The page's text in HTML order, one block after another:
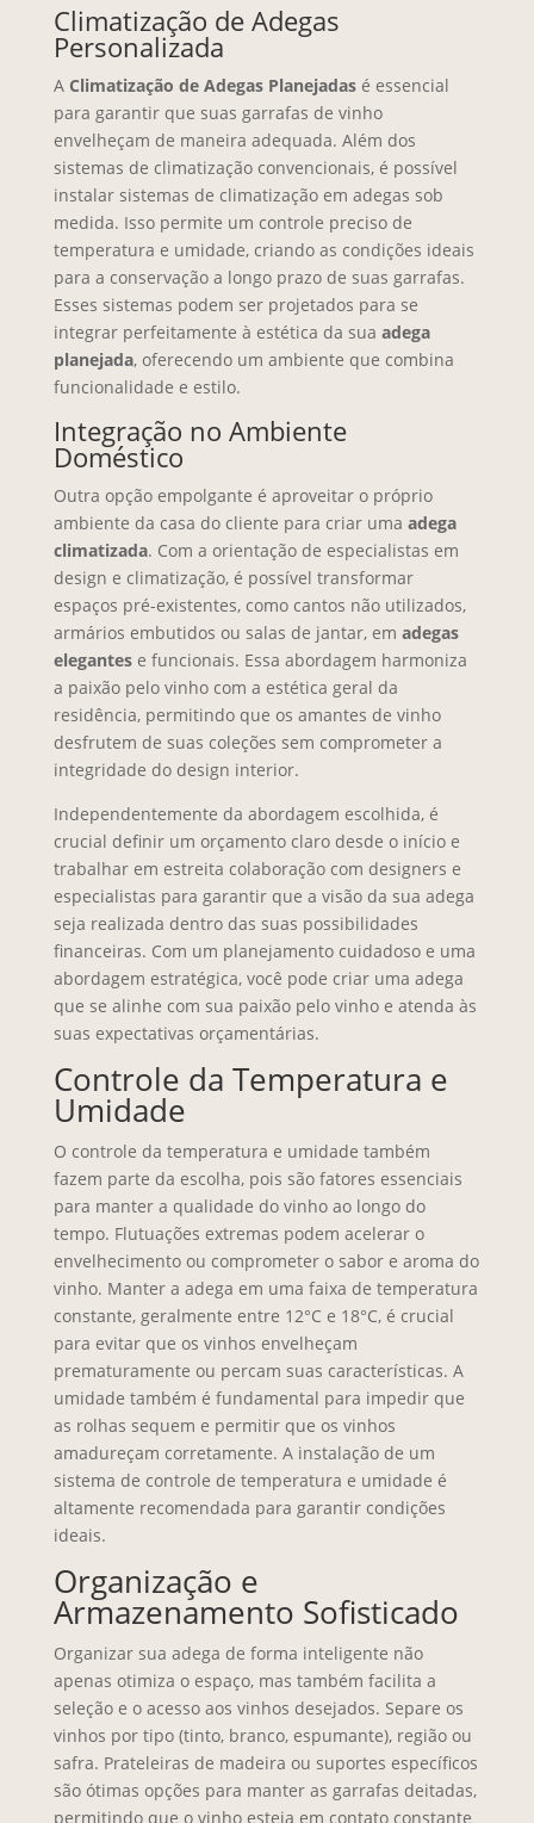
Climatização de Adegas
Personalizada
A Climatização de Adegas Planejadasé essencial
para garantir que suas garrafas de vinho
envelheçam de maneira adequada. Além dos
sistemas de climatização convencionais, é possível
instalar sistemas de climatização em adegas sob
medida. Isso permite um controle preciso de
temperatura e umidade, criando as condições ideais
para a conservação a longo prazo de suas garrafas.
Esses sistemas podem ser projetados para se
integrar perfeitamente à estética da sua adega
planejada, oferecendo um ambiente que combina
funcionalidade e estilo.
Integração no Ambiente
Doméstico
Outra opção empolgante é aproveitar o próprio
ambiente da casa do cliente para criar uma adega
climatizada. Com a orientação de especialistas em
design e climatização, é possível transformar
espaços pré-existentes, como cantos não utilizados,
armários embutidos ou salas de jantar, em adegas
elegantese funcionais. Essa abordagem harmoniza
a paixão pelo vinho com a estética geral da
residência, permitindo que os amantes de vinho
desfrutem de suas coleções sem comprometer a
integridade do design interior.
Independentemente da abordagem escolhida, é
crucial definir um orçamento claro desde o início e
trabalhar em estreita colaboração com designers e
especialistas para garantir que a visão da sua adega
seja realizada dentro das suas possibilidades
financeiras. Com um planejamento cuidadoso e uma
abordagem estratégica, você pode criar uma adega
que se alinhe com sua paixão pelo vinho e atenda às
suas expectativas orçamentárias.
Controle da Temperatura e
Umidade
O controle da temperatura e umidade também
fazem parte da escolha, pois são fatores essenciais
para manter a qualidade do vinho ao longo do
tempo. Flutuações extremas podem acelerar o
envelhecimento ou comprometer o sabor e aroma do
vinho. Manter a adega em uma faixa de temperatura
constante, geralmente entre 12°C e 18°C, é crucial
para evitar que os vinhos envelheçam
prematuramente ou percam suas características. A
umidade também é fundamental para impedir que
as rolhas sequem e permitir que os vinhos
amadureçam corretamente. A instalação de um
sistema de controle de temperatura e umidade é
altamente recomendada para garantir condições
ideais.
Organização e
Armazenamento Sofisticado
Organizar sua adega de forma inteligente não
apenas otimiza o espaço, mas também facilita a
seleção e o acesso aos vinhos desejados. Separe os
vinhos por tipo (tinto, branco, espumante), região ou
safra. Prateleiras de madeira ou suportes específicos
são ótimas opções para manter as garrafas deitadas,
permitindo que o vinho esteja em contato constante